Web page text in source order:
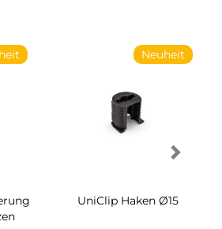
Neuheit
UniClip Haken Ø15